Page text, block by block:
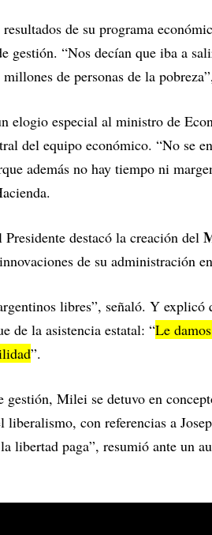
de su programa
gestión. “Nos decían que iba a
de personas de la
elogio especial al ministro de
del equipo económico. “No se
además no hay tiempo ni
destacó la creación del
de su administración
libres”, señaló. Y explicó
de la asistencia estatal: “Le
”.
gestión, Milei se detuvo en
con referencias a
libertad paga”, resumió ante un